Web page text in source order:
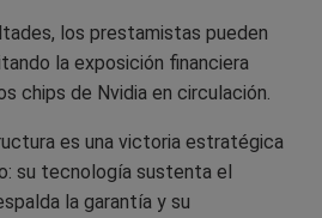
los prestamistas pueden
la exposición financiera
chips de Nvidia en circulación.
es una victoria estratégica
su tecnología sustenta el
la garantía y su